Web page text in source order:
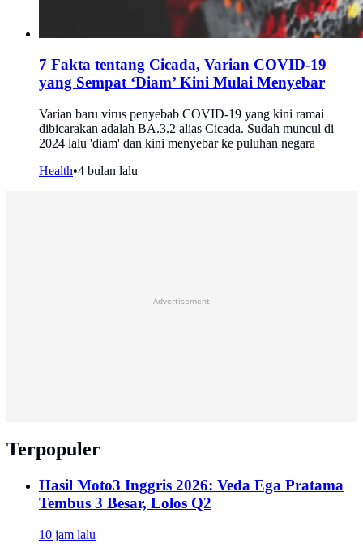
7 Fakta tentang Cicada, Varian COVID-19
yang Sempat ‘Diam’ Kini Mulai Menyebar
Varian baru virus penyebab COVID-19 yang kini ramai
dibicarakan adalah BA.3.2 alias Cicada. Sudah muncul di
2024 lalu 'diam' dan kini menyebar ke puluhan negara
Health•4 bulan lalu
Advertisement
Terpopuler
Hasil Moto3 Inggris 2026: Veda Ega Pratama
Tembus 3 Besar, Lolos Q2
10 jam lalu